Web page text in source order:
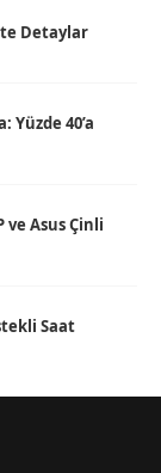
Detaylar
Yüzde 40’a
ve Asus Çinli
Saat